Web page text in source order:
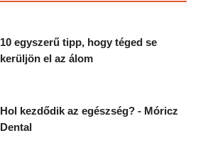
10 egyszerű tipp, hogy téged se
kerüljön el az álom
Hol kezdődik az egészség? - Móricz
Dental